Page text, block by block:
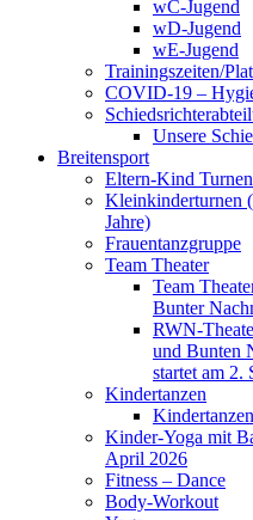
wC-Jugend
wD-Jugend
wE-Jugend
Trainingszeiten/
COVID-19 –
Unsere
Breitensport
Eltern-Kind
Kleinkinderturnen
Jahre)
Frauentanzgruppe
Team Theater
Team
Bunter
RWN-
und Bunten
startet am 2.
Kindertanzen
Kindertanzen
Kinder-Yoga mit
April 2026
Fitness – Dance
Body-Workout